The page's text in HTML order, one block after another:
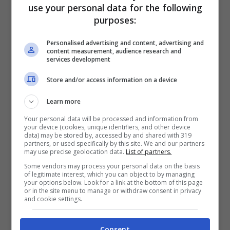
L’U.S. Salernitana 1919 comunica di aver
raggiunto l’accordo con il Servette F.C. per il
trasferimento a titolo temporaneo del
difensore classe ’95 Dylan Bronn“, questa la
nota del club campano in merito alla
cessione.
Bronn, arrivato in Campania nell’estate 2022
dai francesi del Metz, in questa stagione ha
use your personal data for the following
purposes:
Personalised advertising and content, advertising and
content measurement, audience research and
services development
Store and/or access information on a device
Learn more
Your personal data will be processed and information from
your device (cookies, unique identifiers, and other device
data) may be stored by, accessed by and shared with 319
partners, or used specifically by this site. We and our partners
may use precise geolocation data. List of partners.
Some vendors may process your personal data on the basis
of legitimate interest, which you can object to by managing
your options below. Look for a link at the bottom of this page
or in the site menu to manage or withdraw consent in privacy
and cookie settings.